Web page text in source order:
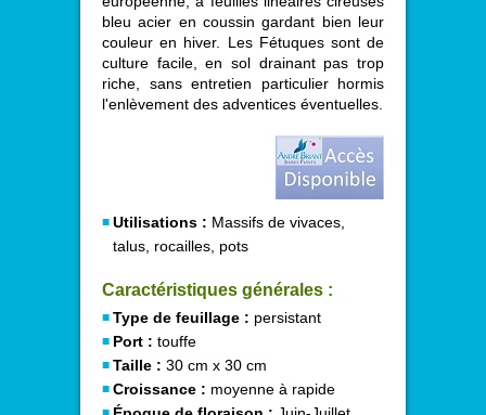
bleu acier en coussin gardant bien leur
couleur en hiver. Les Fétuques sont de
culture facile, en sol drainant pas trop
riche, sans entretien particulier hormis
l'enlèvement des adventices éventuelles.
Utilisations : Massifs de vivaces,
talus, rocailles, pots
Caractéristiques générales :
Type de feuillage : persistant
Port : touffe
Taille : 30 cm x 30 cm
Croissance : moyenne à rapide